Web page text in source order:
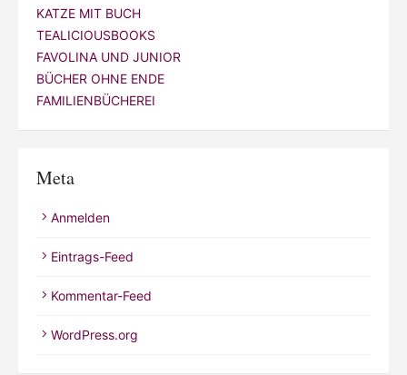
KATZE MIT BUCH
TEALICIOUSBOOKS
FAVOLINA UND JUNIOR
BÜCHER OHNE ENDE
FAMILIENBÜCHEREI
Meta
Anmelden
Eintrags-Feed
Kommentar-Feed
WordPress.org